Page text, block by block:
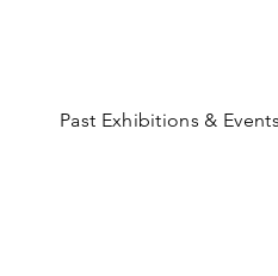
Past Exhibitions & Events